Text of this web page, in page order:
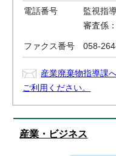
電話番号
監視指
審査係
ファクス番号 058-
産業廃棄物指導課
ご利用ください。
産業・ビジネス